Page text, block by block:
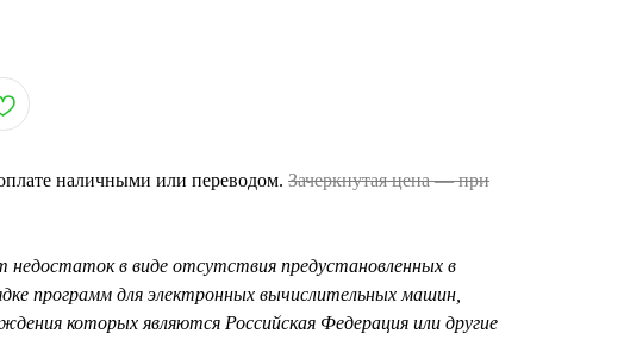
наличными или переводом. Зачеркнутая цена — при
в виде отсутствия предустановленных в
программ для электронных вычислительных машин,
которых являются Российская Федерация или другие